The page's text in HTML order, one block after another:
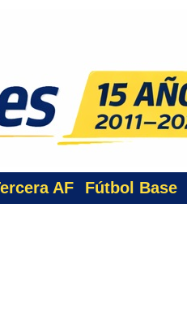
AF Fútbol Base